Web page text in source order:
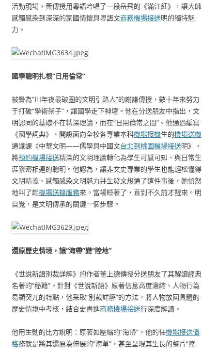
活動現場，黃傳授用粵語吟唱了一段岳飛的《滿江紅》，讓大師
感觸感染到深深的家國情懷與粵語文商務機場接送明的獨特魅
力。
國學聰明扎根“日用倫常”
被譽為“川年夜最破圈的文明引路人”的謝謙傳授，數十年來努力
于打破“學術架子”，讓國學走下神壇。他在分送朋友中指出，文
明認同的基礎不在精深理論，而在“日用倫常之間”。他通過編寫
《國學詞典》、開設面向全校各專業本科機場接機生的機場送機
通識課《中華文明——儒學與中國文台北到桃園機場接送明》，
將預約機場接送精深的文明理論轉化為學生可感可知、與日常生
涯緊密相連的聰明。他認為，讓非文史專業的學生也能輕松懂得
文明精義、感觸感染文明魅力并生發文想通了這件事後，她憤怒
地叫了起機場送機服務來。當場睡著了，直到不久前才醒來。明
自覺，是文明傳承的關鍵一個步驟。
還原歷史情境，讓“海帶”變“陸地”
《世說新語別裁詳解》的作者董上德傳授分送朋友了其解讀經典
名著的“秘籍”。針對《世說新語》原著信息高度濃縮、人物行為
易顯突兀的特點，他采取“別裁詳解”的方法，將人物放回具體的
歷史情境中考核，結合史書進商務機場接送行深度解讀。
他用生動的比方說明：原著如壓縮的“海帶”，他的任機場接送價
格務就是將其還原為伸展的“海草”，甚至呈現其生長的整片“陸